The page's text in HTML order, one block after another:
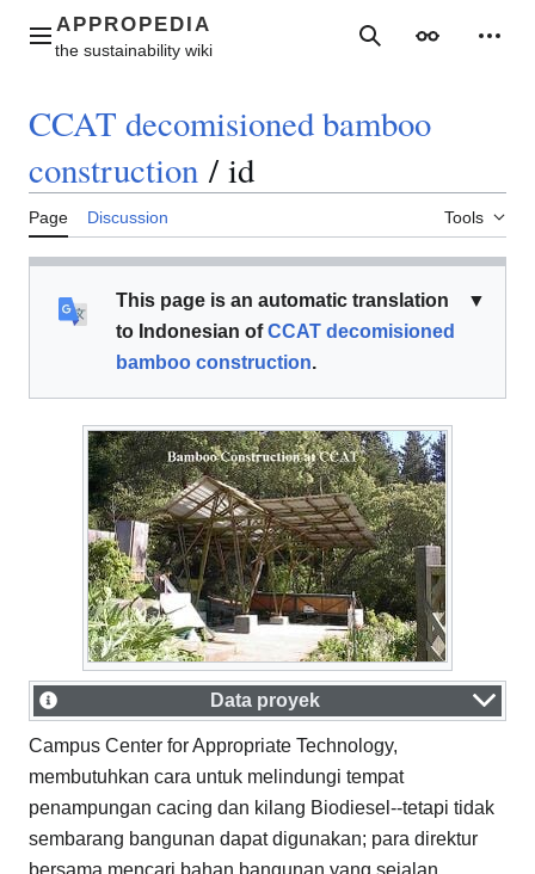
contentMain menu SearchAppearance
CCAT decomisioned bamboo
construction / id
Page Discussion Tools
▼
This page is an automatic translation
to Indonesian ofCCAT decomisioned
bamboo construction.
Data proyek
Campus Center for Appropriate Technology,
membutuhkan cara untuk melindungi tempat
penampungan cacing dan kilang Biodiesel--tetapi tidak
sembarang bangunan dapat digunakan; para direktur
bersama mencari bahan bangunan yang sejalan